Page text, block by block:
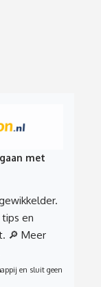
met
en
🔎 Meer
en sluit geen